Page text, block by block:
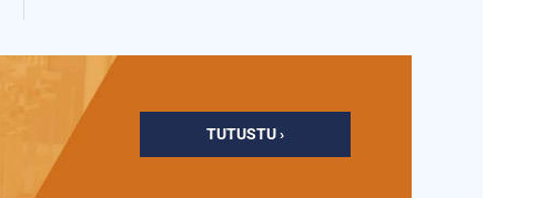
TUTUSTU ›